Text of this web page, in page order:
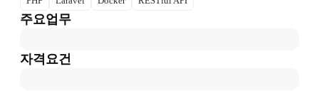
주요업무
자격요건